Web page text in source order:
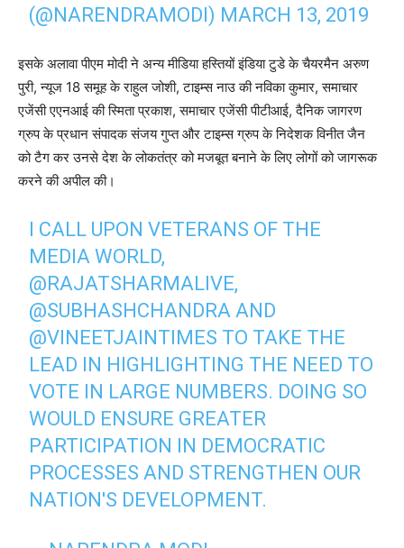
(@NARENDRAMODI) MARCH 13, 2019
इसके अलावा पीएम मोदी ने अन्य मीडिया हस्तियों इंडिया टुडे के चैयरमैन अरुण
पुरी, न्यूज 18 समूह के राहुल जोशी, टाइम्स नाउ की नविका कुमार, समाचार
एजेंसी एएनआई की स्मिता प्रकाश, समाचार एजेंसी पीटीआई, दैनिक जागरण
ग्रुप के प्रधान संपादक संजय गुप्त और टाइम्स ग्रुप के निदेशक विनीत जैन
को टैग कर उनसे देश के लोकतंत्र को मजबूत बनाने के लिए लोगों को जागरूक
करने की अपील की।
I CALL UPON VETERANS OF THE
MEDIA WORLD,
@RAJATSHARMALIVE,
@SUBHASHCHANDRA AND
@VINEETJAINTIMES TO TAKE THE
LEAD IN HIGHLIGHTING THE NEED TO
VOTE IN LARGE NUMBERS. DOING SO
WOULD ENSURE GREATER
PARTICIPATION IN DEMOCRATIC
PROCESSES AND STRENGTHEN OUR
NATION'S DEVELOPMENT.